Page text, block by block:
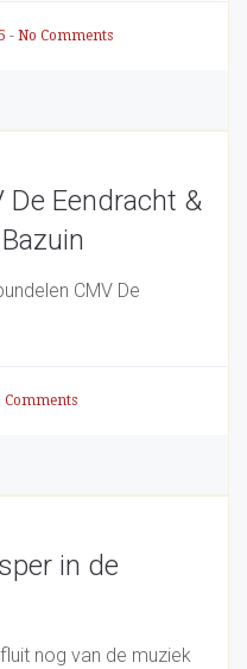
- No Comments
Eendracht &
CMV De
Comments
in de
nog van de muziek